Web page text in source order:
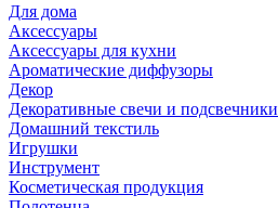
Для дома
Аксессуары
Аксессуары для кухни
Ароматические диффузоры
Декор
Декоративные свечи и подсвечники
Домашний текстиль
Игрушки
Инструмент
Косметическая продукция